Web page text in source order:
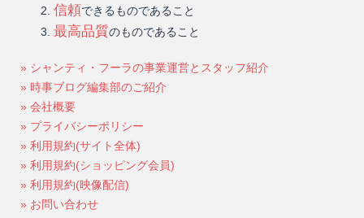
信頼できるものであること
最高品質のものであること
» シャンティ・フーラの事業運営とスタッフ紹介
» 時事ブログ編集部のご紹介
» 会社概要
» プライバシーポリシー
» 利用規約(サイト全体)
» 利用規約(ショッピング会員)
» 利用規約(映像配信)
» お問い合わせ